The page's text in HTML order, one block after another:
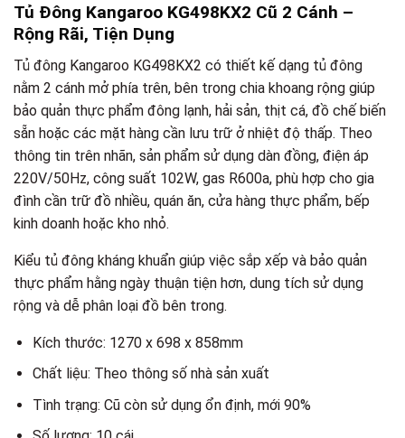
Tủ Đông Kangaroo KG498KX2 Cũ 2 Cánh –
Rộng Rãi, Tiện Dụng
Tủ đông Kangaroo KG498KX2 có thiết kế dạng tủ đông
nằm 2 cánh mở phía trên, bên trong chia khoang rộng giúp
bảo quản thực phẩm đông lạnh, hải sản, thịt cá, đồ chế biến
sẵn hoặc các mặt hàng cần lưu trữ ở nhiệt độ thấp. Theo
thông tin trên nhãn, sản phẩm sử dụng dàn đồng, điện áp
220V/50Hz, công suất 102W, gas R600a, phù hợp cho gia
đình cần trữ đồ nhiều, quán ăn, cửa hàng thực phẩm, bếp
kinh doanh hoặc kho nhỏ.
Kiểu tủ đông kháng khuẩn giúp việc sắp xếp và bảo quản
thực phẩm hằng ngày thuận tiện hơn, dung tích sử dụng
rộng và dễ phân loại đồ bên trong.
Kích thước: 1270 x 698 x 858mm
Chất liệu: Theo thông số nhà sản xuất
Tình trạng: Cũ còn sử dụng ổn định, mới 90%